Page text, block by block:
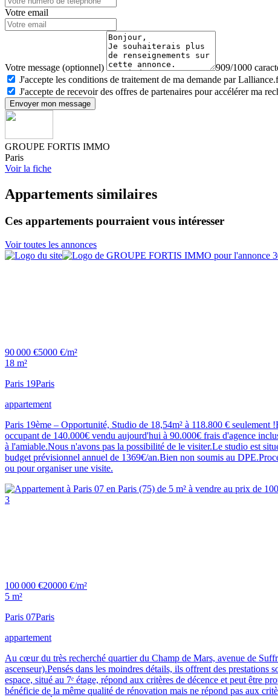
Votre email
Votre message (optionnel)
909/1000
J'accepte les conditions de traitement de ma demande par
J'accepte de recevoir des offres de partenaires pour accélérer ma
Envoyer mon message
GROUPE FORTIS IMMO
Paris
Voir la fiche
Appartements similaires
Ces appartements pourraient vous intéresser
Voir toutes les annonces
90 000 €5000 €/m²
18 m²
Paris 19Paris
appartement
Paris 19ème – Opportunité, Studio de 18,54m² à 118.800 €
occupant de 140.000€ vendu aujourd'hui à 90.000€ frais d'agence
à l'amiable.Nous n'avons pas la possibilité de le visiter.Le studio est
budget prévisionnel annuel de 1369€/an.Bien non soumis au
ou pour organiser une visite.
3
100 000 €20000 €/m²
5 m²
Paris 07Paris
appartement
Au cœur du très recherché quartier du Champ de Mars, avenue de
ascenseur).Pensés dans les moindres détails, ils offrent des
espace, situé au 7ᵉ étage, répond aux critères de décence et peut être
bénéficie de la même qualité de rénovation mais ne répond pas aux